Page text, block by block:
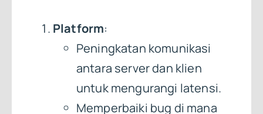
Platform:
Peningkatan komunikasi
antara server dan klien
untuk mengurangi latensi.
Memperbaiki bug di mana